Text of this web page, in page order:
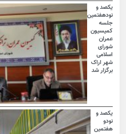
یکصد و
نودهفتمین
جلسه
کمیسیون
عمران
شورای
اسلامی
شهر اراک
برگزار شد
یکصد و
نودو
هفتمین